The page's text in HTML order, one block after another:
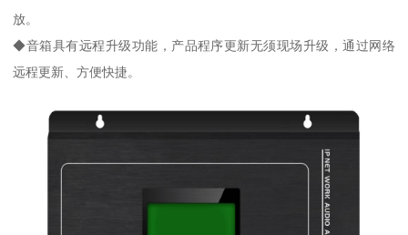
放。
◆音箱具有远程升级功能，产品程序更新无须现场升级，通过网络
远程更新、方便快捷。